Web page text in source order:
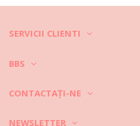
da, trebuie să învățați cum să aveți
așezați sau să vă întindeți, utilizați
direct cu suprafețe precum cele de
al costumului de baie.
apă curată, nesărată. Noi
SERVICII CLIENTI
BBS
CONTACTAŢI-NE
NEWSLETTER